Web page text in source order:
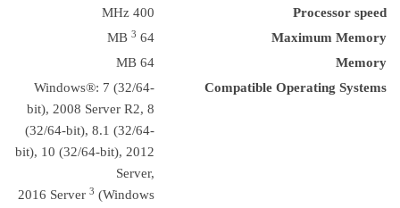
Processor speed
400 MHz
Maximum Memory
64 MB
3
Memory
64 MB
Compatible Operating Systems
Windows®: 7 (32/64-
bit), 2008 Server R2, 8
(32/64-bit), 8.1 (32/64-
bit), 10 (32/64-bit), 2012
Server,
2016 Server 3 (Windows